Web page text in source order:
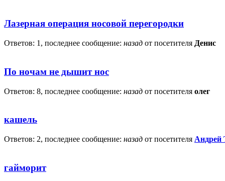
Лазерная операция носовой перегородки
Ответов: 1, последнее сообщение: назад от посетителя Денис
По ночам не дышит нос
Ответов: 8, последнее сообщение: назад от посетителя олег
кашель
Ответов: 2, последнее сообщение: назад от посетителя Андрей
гайморит